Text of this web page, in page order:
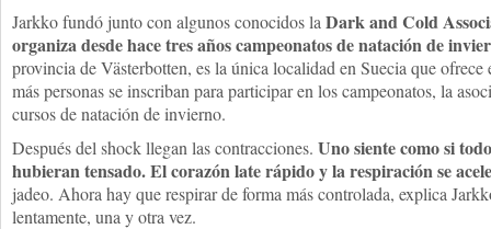
Jarkko fundó junto con algunos conocidos la Dark and Cold
organiza desde hace tres años campeonatos de natación de
provincia de Västerbotten, es la única localidad en Suecia que
más personas se inscriban para participar en los campeonatos, la
cursos de natación de invierno.
Después del shock llegan las contracciones. Uno siente como si
hubieran tensado. El corazón late rápido y la respiración se
jadeo. Ahora hay que respirar de forma más controlada, explica
lentamente, una y otra vez.